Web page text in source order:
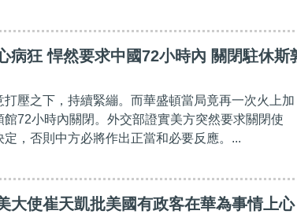
病狂 悍然要求中國72小時內 關閉駐休斯
壓之下，持續緊繃。而華盛頓當局竟再一次火上加
72小時內關閉。外交部證實美方突然要求關閉使
，否則中方必將作出正當和必要反應。...
大使崔天凱批美國有政客在華為事情上心